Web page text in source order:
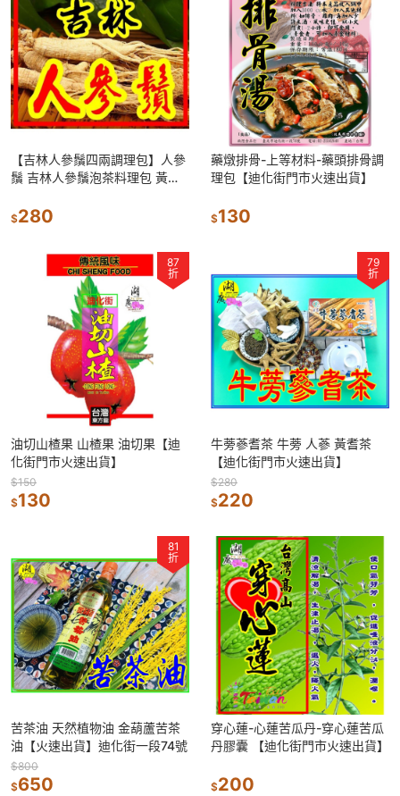
【吉林人參鬚四兩調理包】人參
鬚 吉林人參鬚泡茶料理包 黃耆
$280
藥燉排骨-上等材料-藥頭排骨調
理包【迪化街門市火速出貨】
$130
87
折
油切山楂果 山楂果 油切果【迪
化街門市火速出貨】
$150
$130
79
折
牛蒡蔘耆茶 牛蒡 人蔘 黃耆茶
【迪化街門市火速出貨】
$280
$220
81
折
苦茶油 天然植物油 金葫蘆苦茶
油【火速出貨】迪化街一段74號
$800
$650
穿心蓮-心蓮苦瓜丹-穿心蓮苦瓜
丹膠囊 【迪化街門市火速出貨】
$200